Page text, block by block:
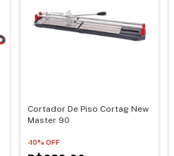
Cortador De Piso Cortag New
Master 90
-10% OFF